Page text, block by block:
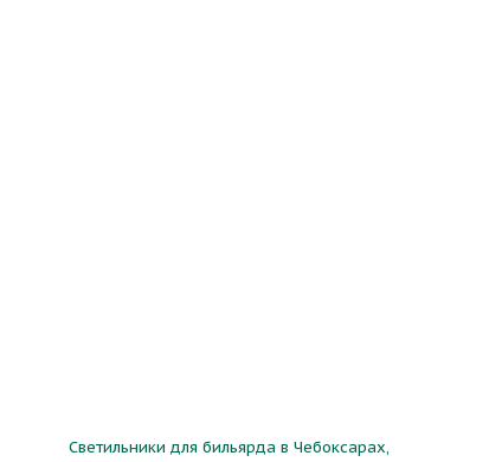
Светильники для бильярда в Чебоксарах,